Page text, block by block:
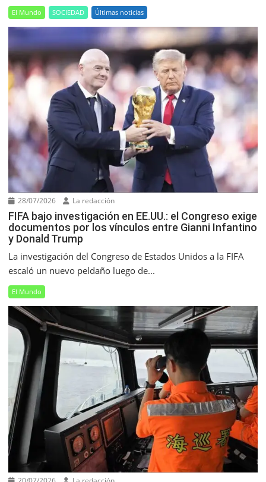
El Mundo SOCIEDAD Últimas noticias
28/07/2026 La redacción
FIFA bajo investigación en EE.UU.: el Congreso exige
documentos por los vínculos entre Gianni Infantino
y Donald Trump
La investigación del Congreso de Estados Unidos a la FIFA
escaló un nuevo peldaño luego de...
El Mundo